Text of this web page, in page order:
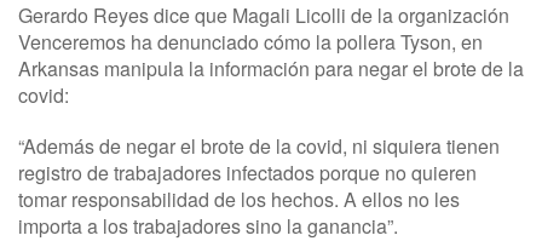
Gerardo Reyes dice que Magali Licolli de la organización
Venceremos ha denunciado cómo la pollera Tyson, en
Arkansas manipula la información para negar el brote de la
covid:
“Además de negar el brote de la covid, ni siquiera tienen
registro de trabajadores infectados porque no quieren
tomar responsabilidad de los hechos. A ellos no les
importa a los trabajadores sino la ganancia”.